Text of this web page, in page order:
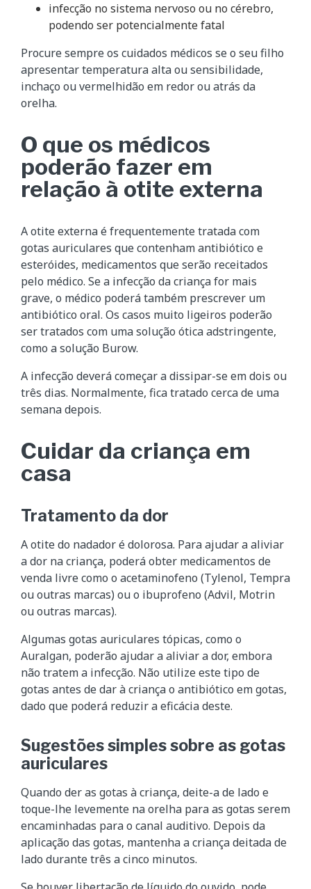
infecção no sistema nervoso ou no cérebro,
podendo ser potencialmente fatal
Procure sempre os cuidados médicos se o seu filho
apresentar temperatura alta ou sensibilidade,
inchaço ou vermelhidão em redor ou atrás da
orelha.
O que os médicos
poderão fazer em
relação à otite externa
A otite externa é frequentemente tratada com
gotas auriculares que contenham antibiótico e
esteróides, medicamentos que serão receitados
pelo médico. Se a infecção da criança for mais
grave, o médico poderá também prescrever um
antibiótico oral. Os casos muito ligeiros poderão
ser tratados com uma solução ótica adstringente,
como a solução Burow.
A infecção deverá começar a dissipar-se em dois ou
três dias. Normalmente, fica tratado cerca de uma
semana depois.
Cuidar da criança em
casa
Tratamento da dor
A otite do nadador é dolorosa. Para ajudar a aliviar
a dor na criança, poderá obter medicamentos de
venda livre como o acetaminofeno (Tylenol, Tempra
ou outras marcas) ou o ibuprofeno (Advil, Motrin
ou outras marcas).
Algumas gotas auriculares tópicas, como o
Auralgan, poderão ajudar a aliviar a dor, embora
não tratem a infecção. Não utilize este tipo de
gotas antes de dar à criança o antibiótico em gotas,
dado que poderá reduzir a eficácia deste.
Sugestões simples sobre as gotas
auriculares
Quando der as gotas à criança, deite-a de lado e
toque-lhe levemente na orelha para as gotas serem
encaminhadas para o canal auditivo. Depois da
aplicação das gotas, mantenha a criança deitada de
lado durante três a cinco minutos.